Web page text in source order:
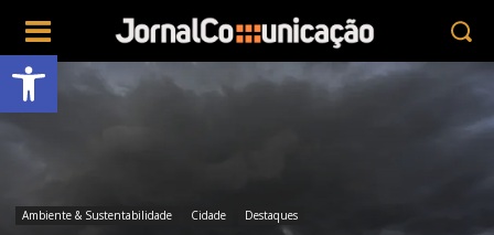
Abrir a barra de ferramentas
Ambiente & Sustentabilidade Cidade Destaques